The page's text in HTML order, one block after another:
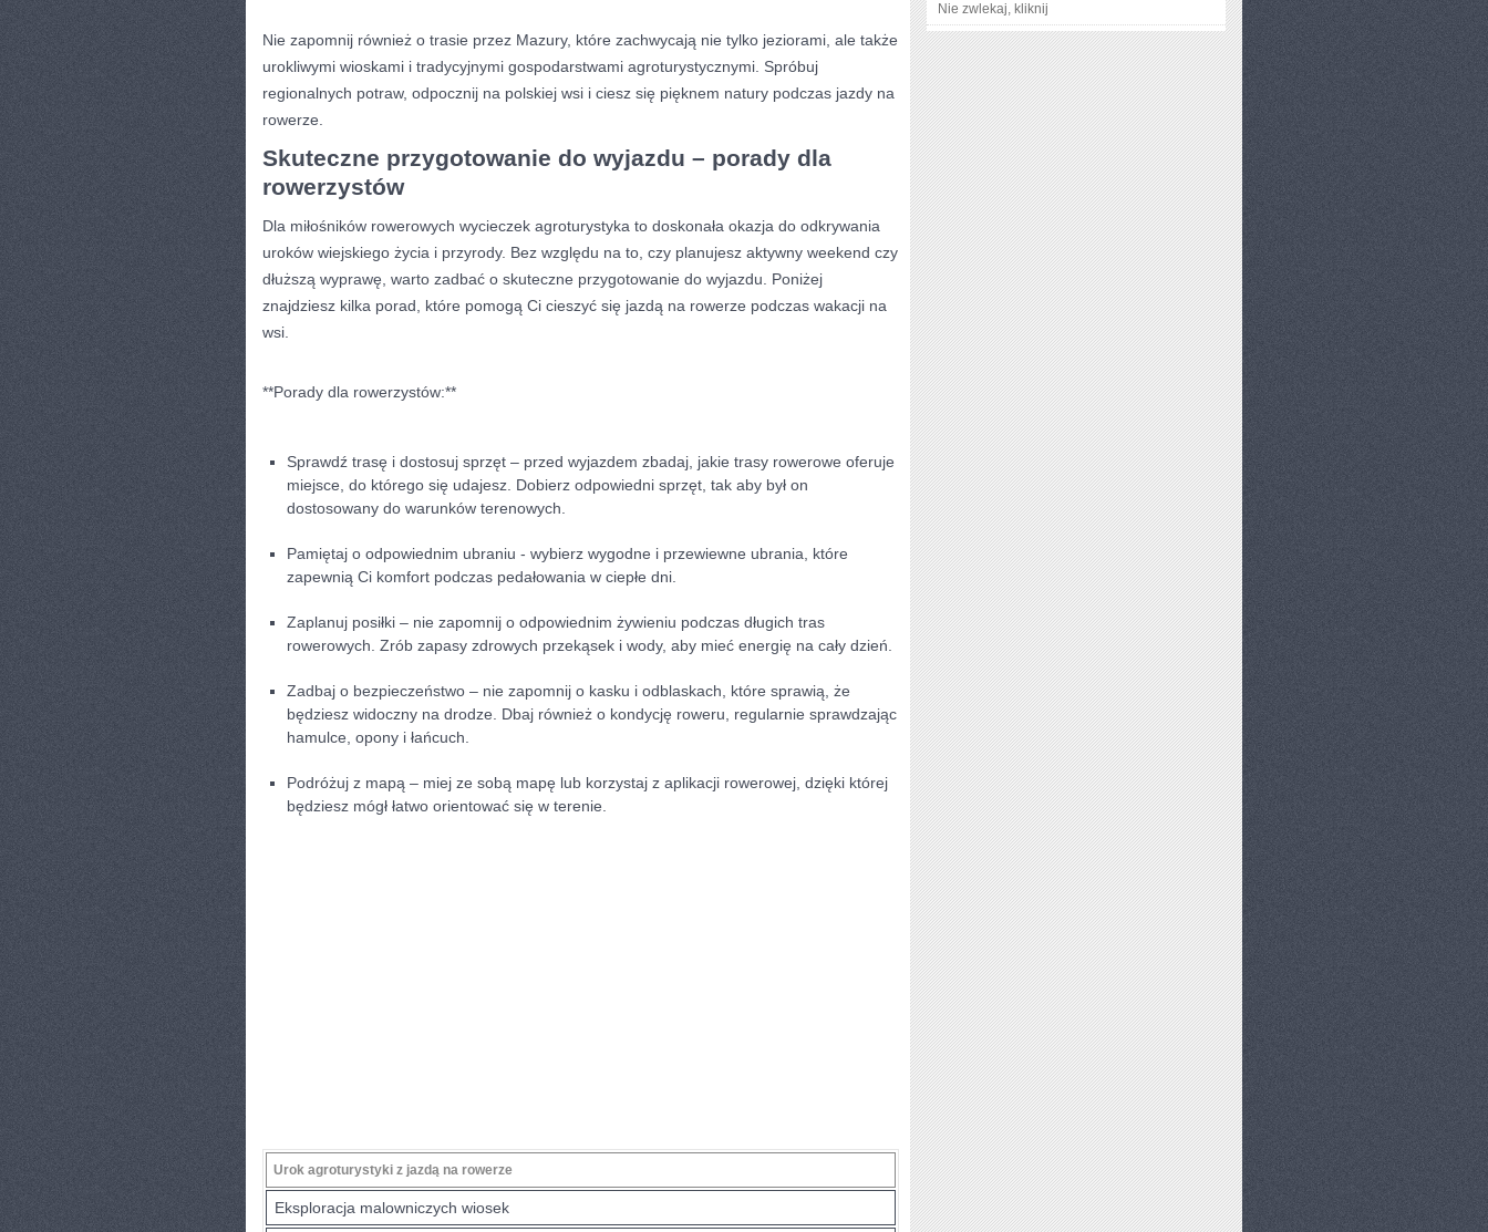
Nie⁣ zapomnij⁢ również o trasie przez Mazury, które zachwycają nie tylko jeziorami, ale ​także
​urokliwymi wioskami i tradycyjnymi gospodarstwami agroturystycznymi. Spróbuj‌
regionalnych potraw, odpocznij ⁤na polskiej wsi i ciesz się pięknem natury podczas‍ jazdy na
rowerze.
Skuteczne przygotowanie do wyjazdu – porady dla
rowerzystów
Dla miłośników rowerowych wycieczek agroturystyka to doskonała⁢ okazja do odkrywania
uroków wiejskiego życia⁣ i przyrody. Bez względu na to, ‌czy planujesz aktywny weekend czy
dłuższą wyprawę, warto zadbać o skuteczne przygotowanie do wyjazdu. Poniżej
znajdziesz kilka porad, które ‌pomogą Ci cieszyć się jazdą na rowerze‍ podczas wakacji na
wsi.
**Porady dla rowerzystów:**
Sprawdź⁤ trasę i dostosuj sprzęt – przed wyjazdem ​zbadaj, jakie trasy⁤ rowerowe oferuje
miejsce, do którego się udajesz. Dobierz odpowiedni sprzęt, tak aby był on
dostosowany do warunków terenowych.
Pamiętaj⁢ o odpowiednim ubraniu ​- wybierz wygodne i przewiewne ubrania, które
zapewnią Ci komfort podczas pedałowania w‌ ciepłe⁣ dni.
Zaplanuj posiłki​ – nie zapomnij o⁢ odpowiednim żywieniu podczas długich tras
rowerowych. Zrób zapasy zdrowych ‌przekąsek i wody, aby mieć energię na cały dzień.
Zadbaj o bezpieczeństwo – nie zapomnij⁣ o kasku i odblaskach, które sprawią, że
będziesz widoczny na ​drodze. Dbaj również ​o kondycję roweru, regularnie sprawdzając
hamulce, ‍opony i łańcuch.
Podróżuj z mapą – miej ze sobą mapę lub korzystaj z aplikacji rowerowej, dzięki⁤ której
będziesz mógł łatwo orientować się w terenie.
Urok agroturystyki z jazdą na ​rowerze
Eksploracja ⁢malowniczych ‌wiosek
Nie zwlekaj, kliknij